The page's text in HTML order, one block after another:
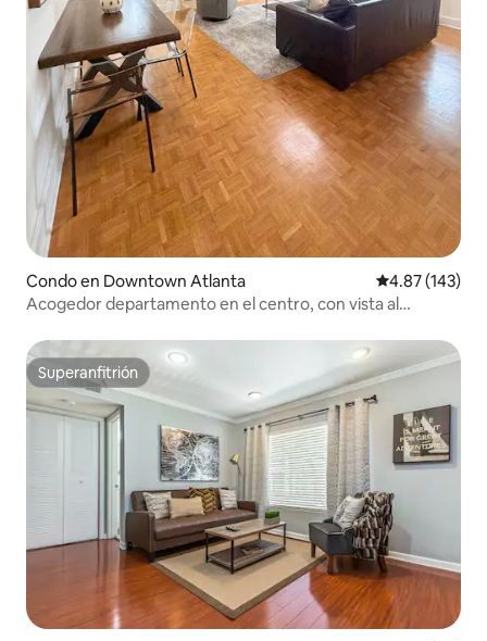
Condo en Downtown Atlanta Calificación
4.87 (143)
Acogedor departamento en el centro, con vista al
Superanfitrión
Superanfitrión